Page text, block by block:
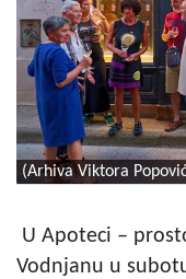
(Arhiva Viktora
U Apoteci –
Vodnjanu u